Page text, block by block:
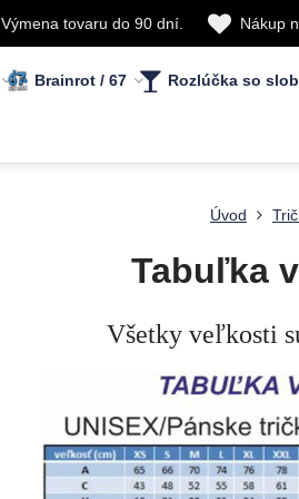
Výmena tovaru do 90 dní. Nákup
Brainrot / 67 Rozlúčka so
Úvod
Tabuľka
Všetky veľkosti